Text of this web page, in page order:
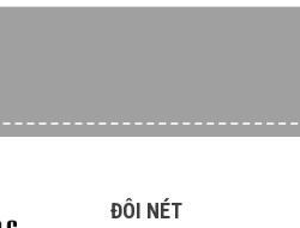
ĐÔI NÉT